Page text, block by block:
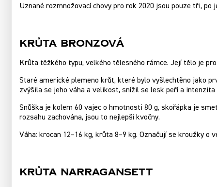
Uznané rozmnožovací chovy pro rok 2020 jsou pouze tři,
KRŮTA BRONZOVÁ
Krůta těžkého typu, velkého tělesného rámce. Její tělo je
Staré americké plemeno krůt, které bylo vyšlechtěno jako
zvýšila se jeho váha a velikost, snížil se lesk peří a
Snůška je kolem 60 vajec o hmotnosti 80 g, skořápka je
rozsahu zachována, jsou to nejlepší kvočny.
Váha: krocan 12–16 kg, krůta 8–9 kg. Označují se kroužky
KRŮTA NARRAGANSETT